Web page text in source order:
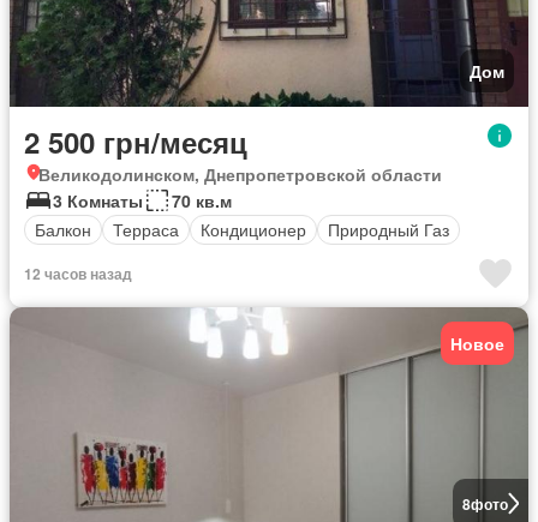
Дом
2 500 грн/месяц
Великодолинском, Днепропетровской области
3 Комнаты
70 кв.м
Балкон
Терраса Кондиционер Природный Газ
12 часов назад
8фото
Новое